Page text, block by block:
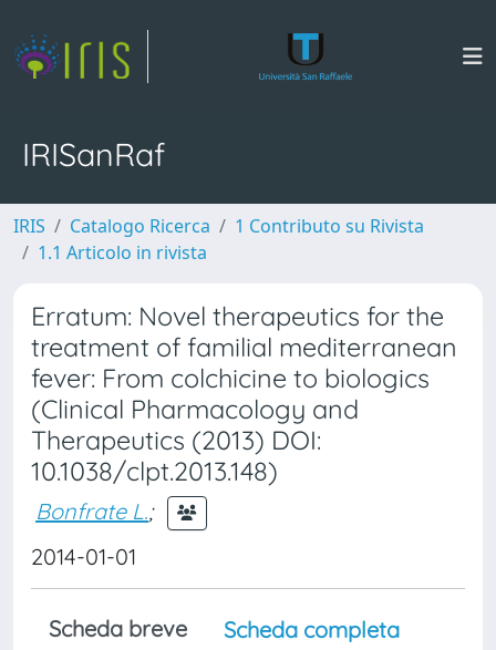
IRISanRaf
IRIS Catalogo Ricerca
1 Contributo su Rivista
1.1 Articolo in rivista
Erratum: Novel therapeutics for the
treatment of familial mediterranean
fever: From colchicine to biologics
(Clinical Pharmacology and
Therapeutics (2013) DOI:
10.1038/clpt.2013.148)
Bonfrate L.;
2014-01-01
Scheda breve
Scheda completa